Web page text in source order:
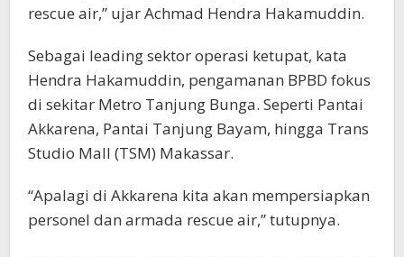
rescue air,” ujar Achmad Hendra Hakamuddin.
Sebagai leading sektor operasi ketupat, kata
Hendra Hakamuddin, pengamanan BPBD fokus
di sekitar Metro Tanjung Bunga. Seperti Pantai
Akkarena, Pantai Tanjung Bayam, hingga Trans
Studio Mall (TSM) Makassar.
“Apalagi di Akkarena kita akan mempersiapkan
personel dan armada rescue air,” tutupnya.